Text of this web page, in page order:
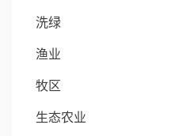
洗绿
渔业
牧区
生态农业